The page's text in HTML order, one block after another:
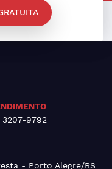
3207-9792
- Porto Alegre/RS